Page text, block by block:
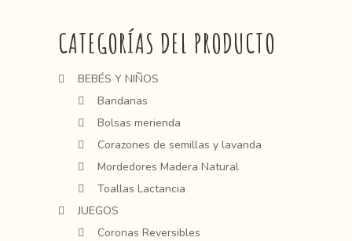
CATEGORÍAS DEL PRODUCTO
BEBÉS Y NIÑOS
Bandanas
Bolsas merienda
Corazones de semillas y lavanda
Mordedores Madera Natural
Toallas Lactancia
JUEGOS
Coronas Reversibles